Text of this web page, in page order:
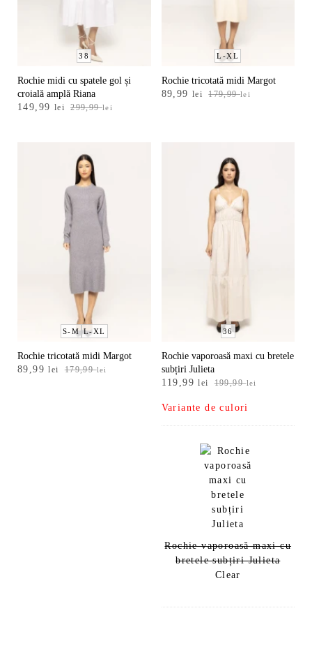
38
Rochie midi cu spatele gol și
croială amplă Riana
299,99lei
Prețul
149,99 lei
Prețul
L-XL
Rochie tricotată midi Margot
179,99lei
Prețul
89,99 lei
Prețul
S-M L-XL
Rochie tricotată midi Margot
179,99lei
Prețul
89,99lei
Prețul
36
Rochie vaporoasă maxi cu bretele
subțiri Julieta
199,99lei
Prețul
a
fost:
119,99lei
Prețul
este:
119,99 lei.
Variante de culori
Rochie vaporoasă maxi cu
bretele subțiri Julieta
Clear